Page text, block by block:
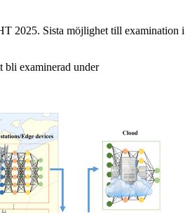
2025. Sista möjlighet till examination i
bli examinerad under